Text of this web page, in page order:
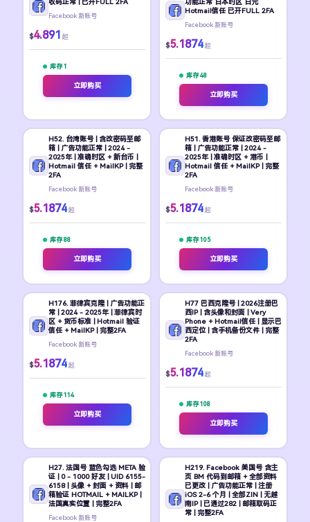
Facebook 新账号
$4.891 起
库存 1
立即购买
Hotmail信任 已开FULL 2FA
Facebook 新账号
$5.1874 起
库存 48
立即购买
H52. 台湾账号 | 含改密码至邮
箱 | 广告功能正常 | 2024 -
2025年 | 准确时区 + 新台币 |
Hotmail 信任 + MailKP | 完整
2FA
Facebook 新账号
$5.1874 起
库存 88
立即购买
H51. 香港账号 保证改密码至邮
箱 | 广告功能正常 | 2024 -
2025年 | 准确时区 + 港币 |
Hotmail 信任 + MailKP | 完整
2FA
Facebook 新账号
$5.1874 起
库存 105
立即购买
H176. 菲律宾克隆 | 广告功能正
常 | 2024 - 2025年 | 菲律宾时
区 + 货币标准 | Hotmail 验证
信任 + MailKP | 完整2FA
Facebook 新账号
$5.1874 起
库存 114
立即购买
H77 巴西克隆号 | 2026注册巴
西IP | 含头像和封面 | Very
Phone + Hotmail信任 | 显示巴
西定位 | 含手机备份文件 | 完整
2FA
Facebook 新账号
$5.1874 起
库存 108
立即购买
H27. 法国号 蓝色勾选 META 验
证 | 0 - 1000 好友 | UID 6155-
6158 | 头像 + 封面 + 资料 | 邮
箱验证 HOTMAIL + MAILKP |
法国真实位置 | 完整2FA
Facebook 新账号
H219. Facebook 美国号 含主
页 BM 代码到邮箱 + 全部资料
已更改 | 广告功能正常 | 注册
iOS 2-6 个月 | 全部ZIN | 无越
南IP | 已通过282 | 邮箱取码正
常 | 完整2FA